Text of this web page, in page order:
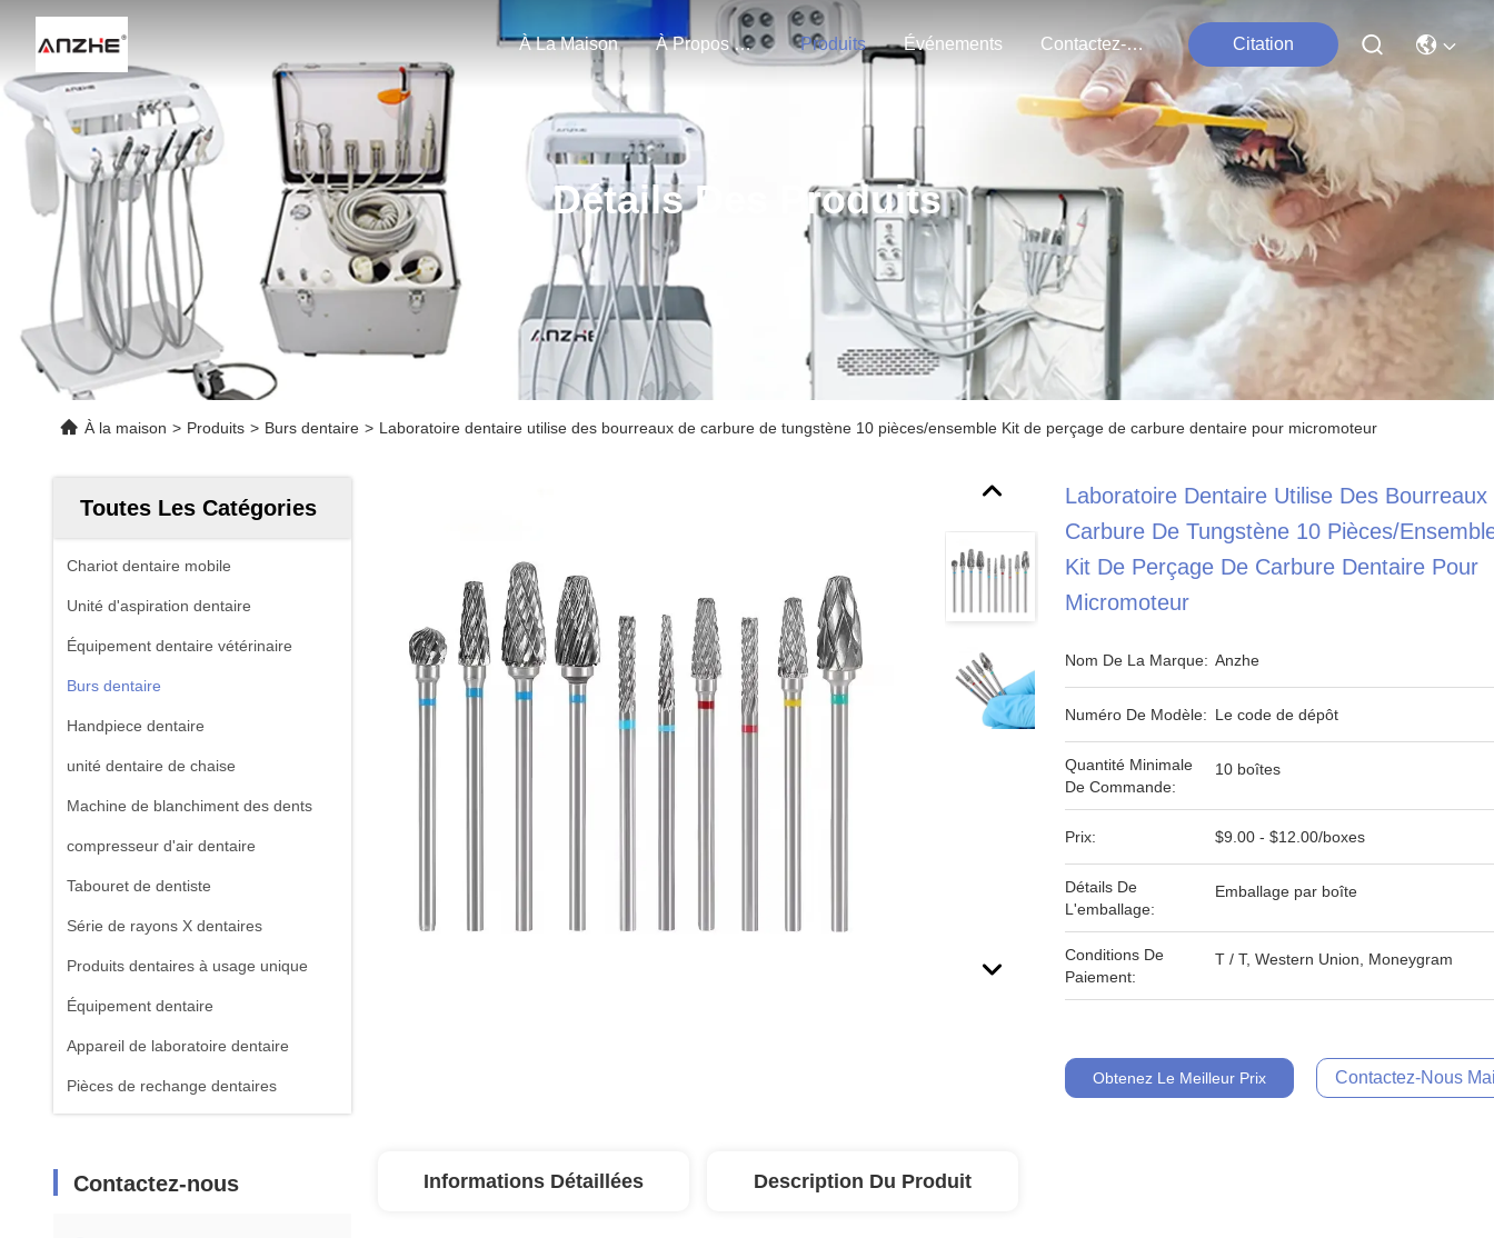
À La Maison À Propos De Nous Produits Événements Contactez-Nous Citation
Détails Des Produits
À la maison > Produits > Burs dentaire > Laboratoire dentaire utilise des bourreaux de carbure de tungstène 10 pièces/ensemble Kit de perçage de carbure dentaire pour micromoteur
Toutes Les Catégories
Chariot dentaire mobile
Unité d'aspiration dentaire
Équipement dentaire vétérinaire
Burs dentaire
Handpiece dentaire
unité dentaire de chaise
Machine de blanchiment des dents
compresseur d'air dentaire
Tabouret de dentiste
Série de rayons X dentaires
Produits dentaires à usage unique
Équipement dentaire
Appareil de laboratoire dentaire
Pièces de rechange dentaires
Contactez-nous
Laboratoire Dentaire Utilise Des Bourreaux
Carbure De Tungstène 10 Pièces/
Kit De Perçage De Carbure Dentaire Pour
Micromoteur
Nom De La Marque: Anzhe
Numéro De Modèle: Le code de dépôt
Quantité Minimale
De Commande:
10 boîtes
Prix: $9.00 - $12.00/boxes
Détails De
L'emballage:
Emballage par boîte
Conditions De
Paiement:
T / T, Western Union, Moneygram
Obtenez Le Meilleur Prix Contactez-Nous
Informations Détaillées Description Du Produit